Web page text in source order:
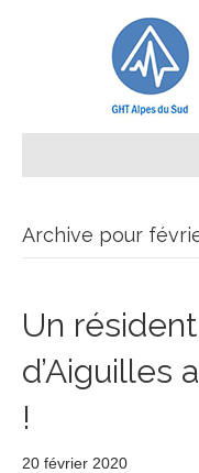
Archive pour
Un
d’Aiguilles
!
20 février 2020